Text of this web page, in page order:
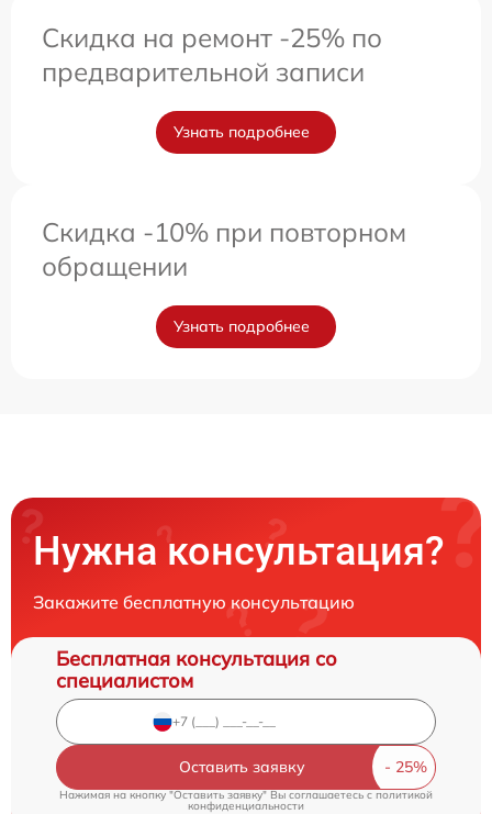
Скидка на ремонт -25% по
предварительной записи
Узнать подробнее
Скидка -10% при повторном
обращении
Узнать подробнее
Нужна консультация?
Закажите бесплатную консультацию
Бесплатная консультация со
специалистом
Оставить заявку
Нажимая на кнопку "Оставить заявку" Вы соглашаетесь cполитикой
конфиденциальности